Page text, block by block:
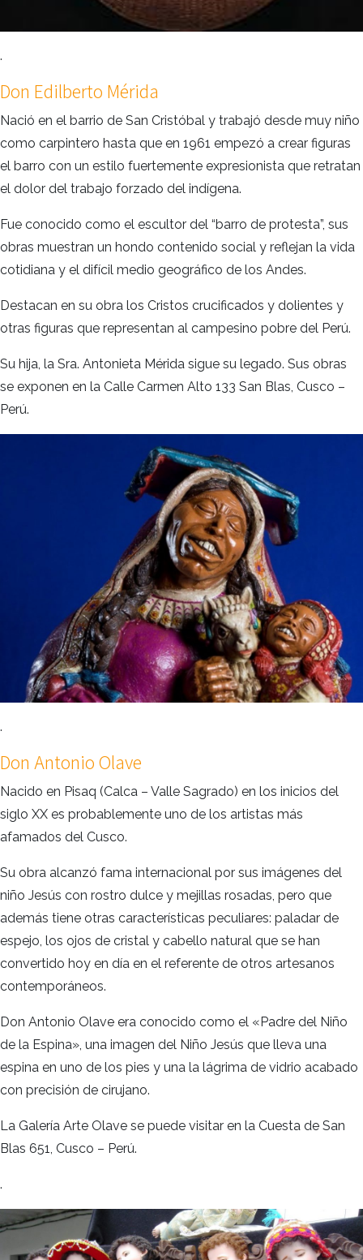
.
Don Edilberto Mérida
Nació en el barrio de San Cristóbal y trabajó desde muy niño
como carpintero hasta que en 1961 empezó a crear figuras
el barro con un estilo fuertemente expresionista que retratan
el dolor del trabajo forzado del indígena.
Fue conocido como el escultor del “barro de protesta”, sus
obras muestran un hondo contenido social y reflejan la vida
cotidiana y el difícil medio geográfico de los Andes.
Destacan en su obra los Cristos crucificados y dolientes y
otras figuras que representan al campesino pobre del Perú.
Su hija, la Sra. Antonieta Mérida sigue su legado. Sus obras
se exponen en la Calle Carmen Alto 133 San Blas, Cusco –
Perú.
.
Don Antonio Olave
Nacido en Pisaq (Calca – Valle Sagrado) en los inicios del
siglo XX es probablemente uno de los artistas más
afamados del Cusco.
Su obra alcanzó fama internacional por sus imágenes del
niño Jesús con rostro dulce y mejillas rosadas, pero que
además tiene otras características peculiares: paladar de
espejo, los ojos de cristal y cabello natural que se han
convertido hoy en día en el referente de otros artesanos
contemporáneos.
Don Antonio Olave era conocido como el «Padre del Niño
de la Espina», una imagen del Niño Jesús que lleva una
espina en uno de los pies y una la lágrima de vidrio acabado
con precisión de cirujano.
La Galería Arte Olave se puede visitar en la Cuesta de San
Blas 651, Cusco – Perú.
.